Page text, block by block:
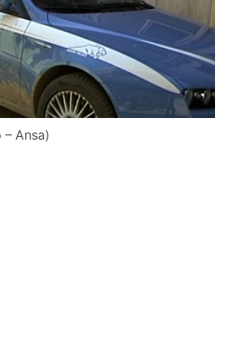
– Ansa)